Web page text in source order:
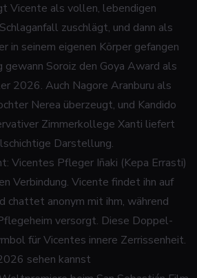
Vicente als vollen, lebendigen
zuschlägt, und dann als
in seinem eigenen Körper gefangen
gewann Soroiz den Goya Award als
2026. Auch Nagore Aranburu als
Nerea überzeugt, und Kandido
Zimmerkollege Xanti liefert
Darstellung.
Vicentes Pfleger Iñaki (Kepa Errasti)
Verbindung. Vicente findet ihn auf
chattet anonym mit ihm, während
versorgt. Diese Doppel-
für Vicentes innere Zerrissenheit.
sehen kannst